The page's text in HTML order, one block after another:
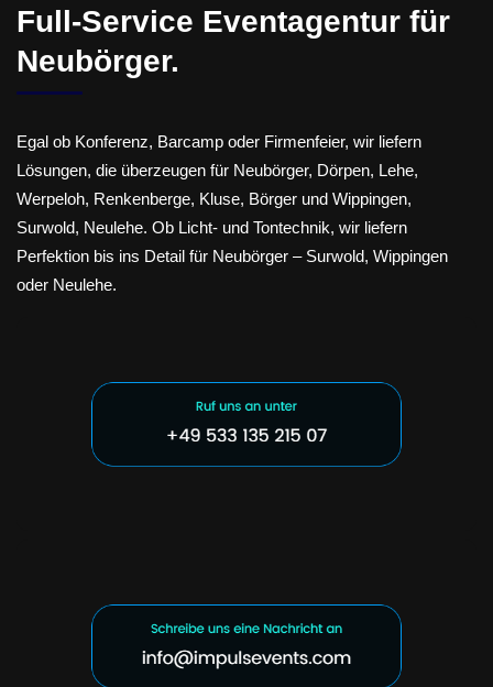
Full-Service Eventagentur für
Neubörger.
Egal ob Konferenz, Barcamp oder Firmenfeier, wir liefern
Lösungen, die überzeugen für Neubörger, Dörpen, Lehe,
Werpeloh, Renkenberge, Kluse, Börger und Wippingen,
Surwold, Neulehe. Ob Licht- und Tontechnik, wir liefern
Perfektion bis ins Detail für Neubörger – Surwold, Wippingen
oder Neulehe.